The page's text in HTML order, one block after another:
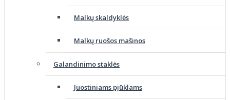
Malkų skaldyklės
Malkų ruošos mašinos
Galandinimo staklės
Juostiniams pjūklams